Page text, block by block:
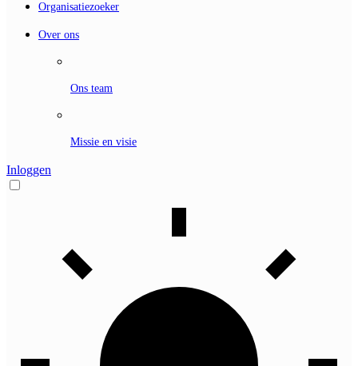
Organisatiezoeker
Over ons
Ons team
Missie en visie
Inloggen